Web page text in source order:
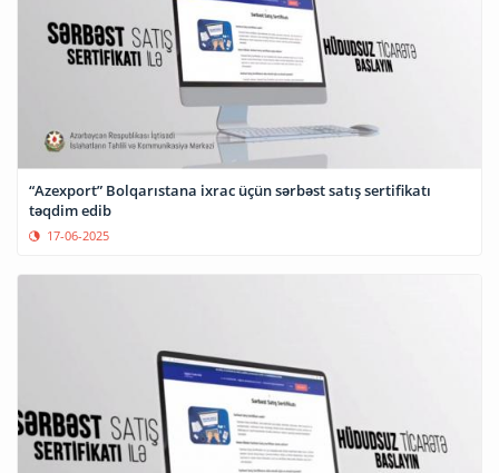
“Azexport” Bolqarıstana ixrac üçün sərbəst satış sertifikatı
təqdim edib
17-06-2025